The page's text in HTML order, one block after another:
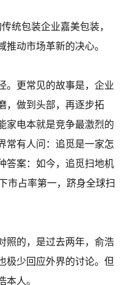
统包装企业嘉美包装，
推动市场革新的决心。
。更常见的故事是，企业
，做到头部，再逐步拓
家电本就是竞争最激烈的
常有人问：追觅是一家怎
答案：如今，追觅扫地机
市占率第一，跻身全球扫
照的，是过去两年，俞浩
极少回应外界的讨论。但
本人。